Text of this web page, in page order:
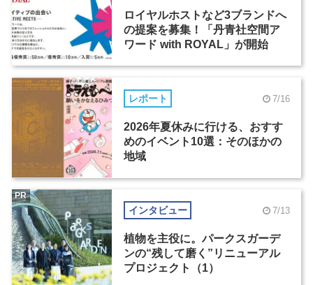
ロイヤルホストなど3ブランドへ
の提案を募集！「丹青社空間ア
ワード with ROYAL」が開始
レポート 7/16
2026年夏休みに行ける、おすす
めのイベント10選：そのほかの
地域
インタビュー 7/13
植物を主役に。パークスガーデ
ンの“残して磨く”リニューアル
プロジェクト（1）
PR